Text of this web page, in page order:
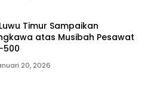
Timur Sampaikan
atas Musibah Pesawat
500
20, 2026